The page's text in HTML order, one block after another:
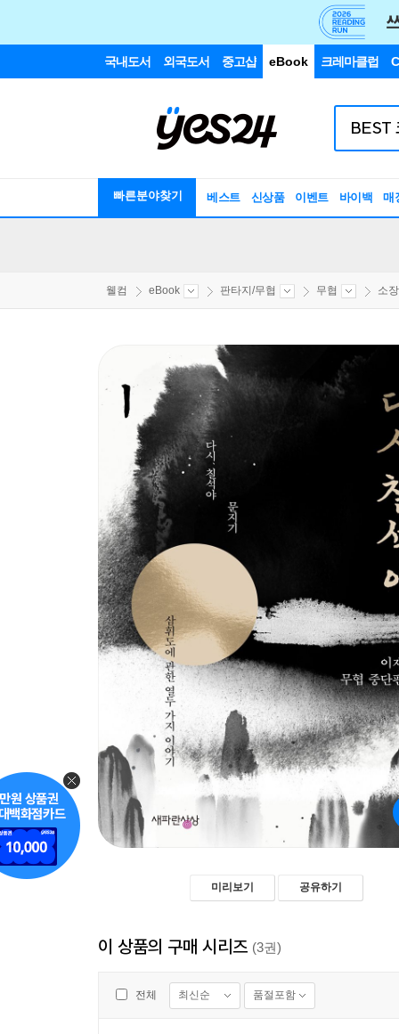
국내도서 외국도서 중고샵 eBook 크레마클럽
빠른분야찾기 베스트 신상품 이벤트 바이백 매
웰컴 eBook 판타지/무협 무협 소장
미리보기 공유하기
이 상품의 구매 시리즈 (3권)
전체 최신순 품절포함